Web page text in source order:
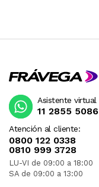
Atención al cliente:
0800 122 0338
0810 999 3728
LU-VI de 09:00 a 18:00
SA de 09:00 a 13:00
Asistente virtual
11 2855 5086